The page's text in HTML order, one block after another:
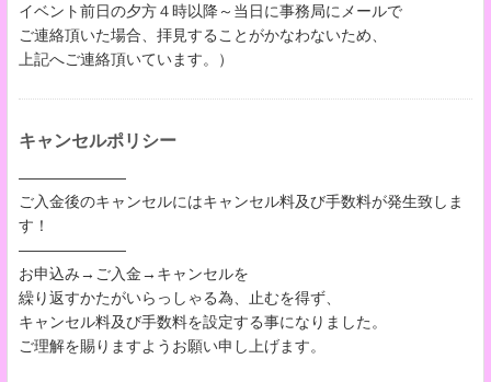
イベント前日の夕方４時以降～当日に事務局にメールで
ご連絡頂いた場合、拝見することがかなわないため、
上記へご連絡頂いています。）
キャンセルポリシー
―――――――
ご入金後のキャンセルにはキャンセル料及び手数料が発生致しま
す！
―――――――
お申込み→ご入金→キャンセルを
繰り返すかたがいらっしゃる為、止むを得ず、
キャンセル料及び手数料を設定する事になりました。
ご理解を賜りますようお願い申し上げます。